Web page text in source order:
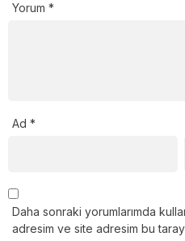
Yorum *
Ad *
Daha sonraki yorumlarımda
adresim ve site adresim bu